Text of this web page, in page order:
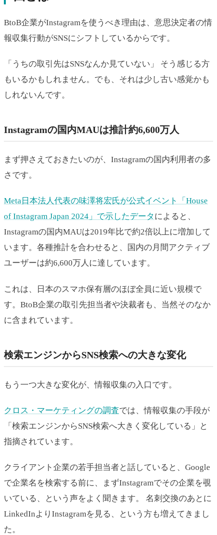
BtoB企業がInstagramを使うべき理由は、意思決定者の情
報収集行動がSNSにシフトしているからです。
「うちの取引先はSNSなんか見ていない」 そう感じる方
もいるかもしれません。でも、それは少し古い感覚かも
しれないんです。
Instagramの国内MAUは推計約6,600万人
まず押さえておきたいのが、Instagramの国内利用者の多
さです。
Meta日本法人代表の味澤将宏氏が公式イベント「House
of Instagram Japan 2024」で示したデータ によると、
Instagramの国内MAUは2019年比で約2倍以上に増加して
います。各種推計を合わせると、国内の月間アクティブ
ユーザーは約6,600万人に達しています。
これは、日本のスマホ保有層のほぼ全員に近い規模で
す。BtoB企業の取引先担当者や決裁者も、当然そのなか
に含まれています。
検索エンジンからSNS検索への大きな変化
もう一つ大きな変化が、情報収集の入口です。
クロス・マーケティングの調査では、情報収集の手段が
「検索エンジンからSNS検索へ大きく変化している」と
指摘されています。
クライアント企業の若手担当者と話していると、Google
で企業名を検索する前に、まずInstagramでその企業を覗
いている、という声をよく聞きます。 名刺交換のあとに
LinkedInよりInstagramを見る、という方も増えてきまし
た。